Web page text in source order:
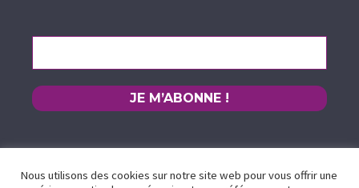
Nous utilisons des cookies sur notre site web pour vous offrir une